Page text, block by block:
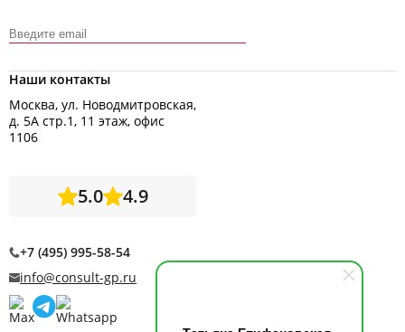
Наши контакты
Москва, ул. Новодмитровская,
д. 5А стр.1, 11 этаж, офис
1106
5.0 4.9
+7 (495) 995-58-54
info@consult-gp.ru